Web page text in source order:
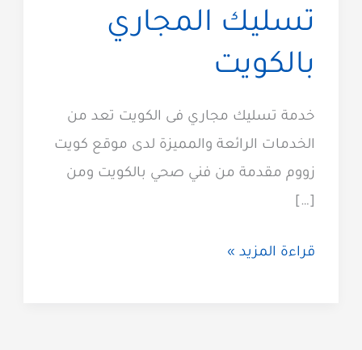
تسليك المجاري
بالكويت
خدمة تسليك مجاري فى الكويت تعد من
الخدمات الرائعة والمميزة لدى موقع كويت
زووم مقدمة من فني صحي بالكويت ومن
[…]
تسليك
قراءة المزيد »